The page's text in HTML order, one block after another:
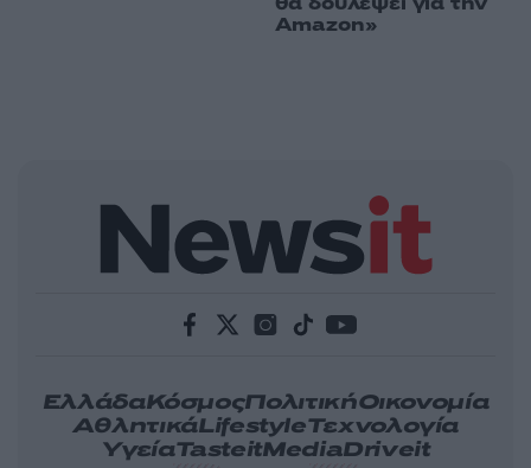
Amazon»
ΕλλάδαΚόσμοςΠολιτικήΟικονομία
ΑθλητικάLifestyleΤεχνολογία
ΥγείαTasteitMediaDriveit